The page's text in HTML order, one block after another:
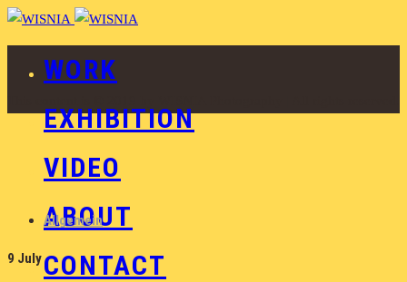
WORK
EXHIBITION
VIDEO
ABOUT
CONTACT
Allgemein
9 July